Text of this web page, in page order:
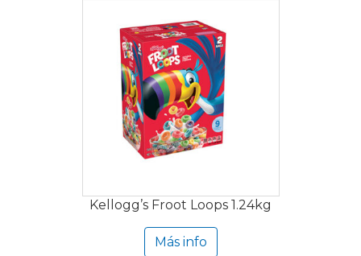
Kellogg’s Froot Loops 1.24kg
Más info